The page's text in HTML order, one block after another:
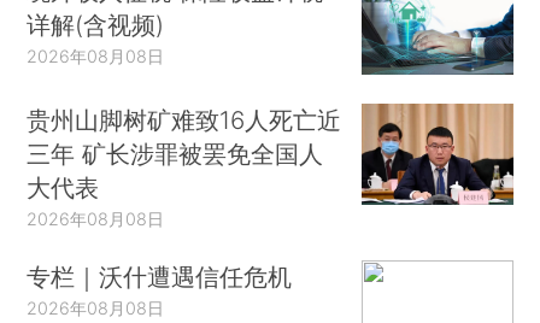
详解(含视频)
2026年08月08日
贵州山脚树矿难致16人死亡近
三年 矿长涉罪被罢免全国人
大代表
2026年08月08日
专栏｜沃什遭遇信任危机
2026年08月08日